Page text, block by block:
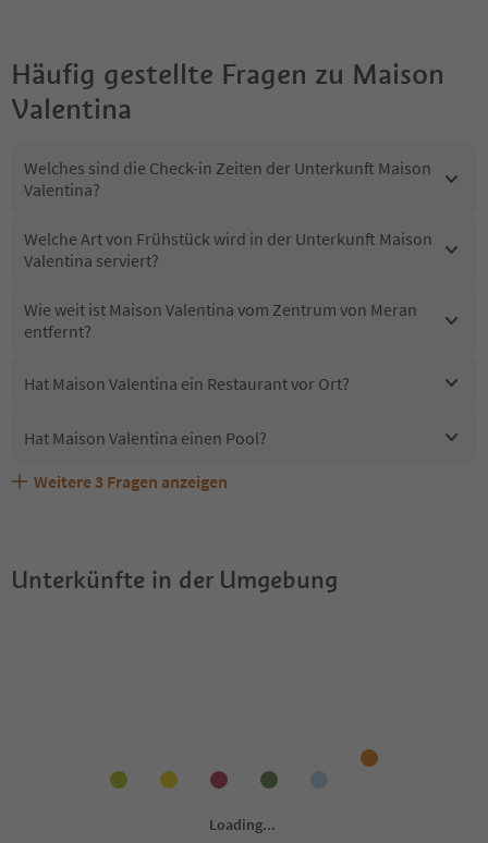
Häufig gestellte Fragen zu Maison
Valentina
Welches sind die Check-in Zeiten der Unterkunft Maison
Valentina?
Welche Art von Frühstück wird in der Unterkunft Maison
Valentina serviert?
Wie weit ist Maison Valentina vom Zentrum von Meran
entfernt?
Hat Maison Valentina ein Restaurant vor Ort?
Hat Maison Valentina einen Pool?
Sind Haustiere in der Unterkunft Maison Valentina
Welche Services bietet Maison Valentina?
Erhalten die Gäste von Maison Valentina einen Südtirol
Weitere 3 Fragen anzeigen
Unterkünfte in der Umgebung